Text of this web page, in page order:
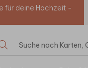
für deine Hochzeit -